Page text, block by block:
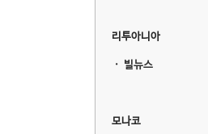
리투아니아
ㆍ 빌뉴스
모나코